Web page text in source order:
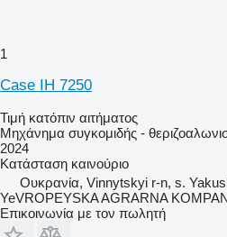
1
Case IH 7250
Τιμή κατόπιν αιτήματος
Μηχάνημα συγκομιδής -
2024
Κατάσταση καινούριο
Ουκρανία, Vinnytskyi r-n, s.
YeVROPEYSKA AGRARNA
Επικοινωνία με τον πωλητή